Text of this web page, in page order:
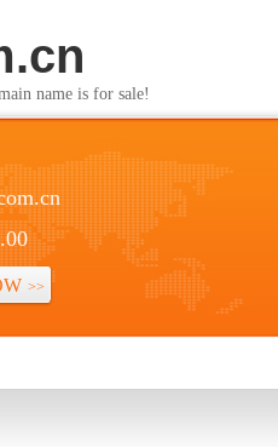
name is for sale!
>>